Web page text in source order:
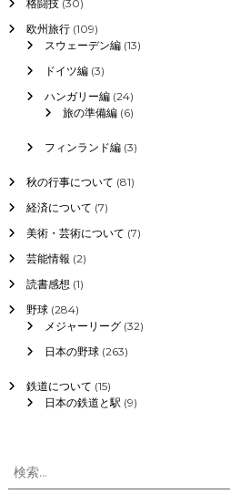
格闘技(30)
欧州旅行(109)
スウェーデン編(13)
ドイツ編(3)
ハンガリー編(24)
旅の準備編(6)
フィンランド編(3)
秋の行事について (81)
経済について (7)
美術・芸術について (7)
芸能情報 (2)
読書感想 (1)
野球(284)
メジャーリーグ(32)
日本の野球(263)
鉄道について (15)
日本の鉄道と駅 (9)
検
索